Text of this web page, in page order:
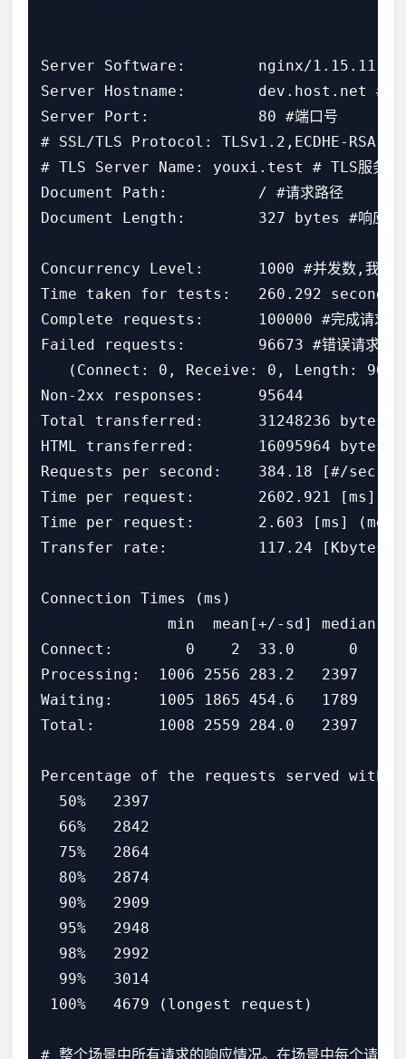
Server Software:        nginx/1.15.11 #
Server Hostname:        dev.host.net #请求
Server Port:            80 #端口号
# SSL/TLS Protocol: TLSv1.2,ECDHE-RSA-
# TLS Server Name: youxi.test # TLS服务器
Document Path:          / #请求路径
Document Length:        327 bytes #响应数
Concurrency Level:      1000 #并发数,我们自
Time taken for tests:   260.292 seconds #
Complete requests:      100000 #完成请求数
Failed requests:        96673 #错误请求数
(Connect: 0, Receive: 0, Length:
Non-2xx responses:      95644
Total transferred:      31248236 bytes  #整
HTML transferred:       16095964 bytes
Requests per second:    384.18 [#/sec] (mean)
Time per request:       2602.921 [ms] (mean) #
Time per request:       2.603 [ms] (mean,
Transfer rate:          117.24 [Kbytes/sec]
Connection Times (ms)
min  mean[+/-sd] median
Connect:        0    2  33.0      0
Processing:  1006 2556 283.2   2397
Waiting:     1005 1865 454.6   1789
Total:       1008 2559 284.0   2397
Percentage of the requests served
  50%   2397
  66%   2842
  75%   2864
  80%   2874
  90%   2909
  95%   2948
  98%   2992
  99%   3014
100%   4679 (longest request)